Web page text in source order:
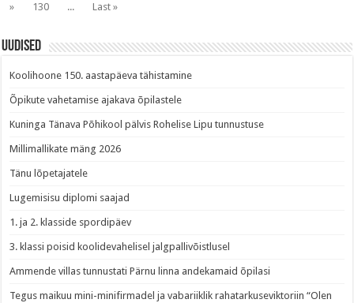
»
130 ... Last »
Uudised
Koolihoone 150. aastapäeva tähistamine
Õpikute vahetamise ajakava õpilastele
Kuninga Tänava Põhikool pälvis Rohelise Lipu tunnustuse
Millimallikate mäng 2026
Tänu lõpetajatele
Lugemisisu diplomi saajad
1. ja 2. klasside spordipäev
3. klassi poisid koolidevahelisel jalgpallivõistlusel
Ammende villas tunnustati Pärnu linna andekamaid õpilasi
Tegus maikuu mini-minifirmadel ja vabariiklik rahatarkuseviktoriin “Olen